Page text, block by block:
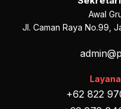
Awal
Jl. Caman Raya No.99,
+62 822